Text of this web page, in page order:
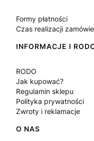
Formy płatności
Czas realizacji
INFORMACJE I
RODO
Jak kupować?
Regulamin sklepu
Polityka prywatności
Zwroty i reklamacje
O NAS